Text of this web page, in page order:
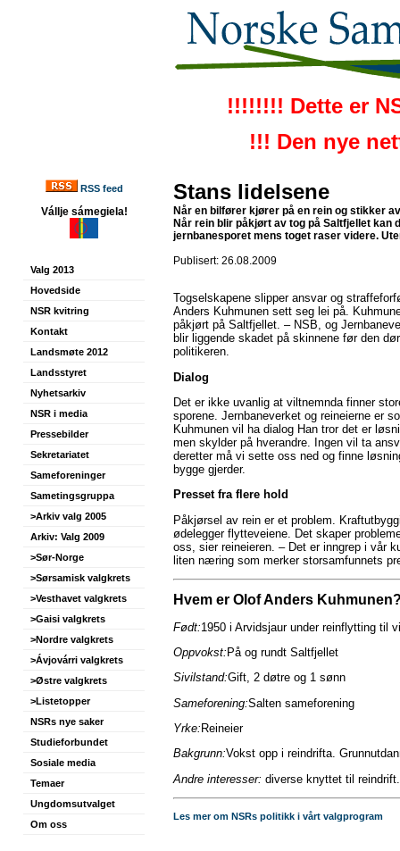
!!!!!!!! Dette er
!!! Den nye
RSS feed
Vállje sámegiela!
Valg 2013
Hovedside
NSR kvitring
Kontakt
Landsmøte 2012
Landsstyret
Nyhetsarkiv
NSR i media
Pressebilder
Sekretariatet
Sameforeninger
Sametingsgruppa
>Arkiv valg 2005
Arkiv: Valg 2009
>Sør-Norge
>Sørsamisk valgkrets
>Vesthavet valgkrets
>Gaisi valgkrets
>Nordre valgkrets
>Ávjovárri valgkrets
>Østre valgkrets
>Listetopper
NSRs nye saker
Studieforbundet
Sosiale media
Temaer
Ungdomsutvalget
Om oss
Stans lidelsene
Når en bilfører kjører på en rein og stikker
Når rein blir påkjørt av tog på Saltfjellet kan
jernbanesporet mens toget raser videre.
Publisert: 26.08.2009
Togselskapene slipper ansvar og
Anders Kuhmunen sett seg lei på.
påkjørt på Saltfjellet. – NSB, og
blir liggende skadet på skinnene før den
politikeren.
Dialog
Det er ikke uvanlig at viltnemnda finner
sporene. Jernbaneverket og reineierne er
Kuhmunen vil ha dialog Han tror det er
men skylder på hverandre. Ingen vil ta
deretter må vi sette oss ned og finne
bygge gjerder.
Presset fra flere hold
Påkjørsel av rein er et problem.
ødelegger flytteveiene. Det skaper
oss, sier reineieren. – Det er inngrep i vår
liten næring som merker storsamfunnets
Hvem er Olof Anders
Født:1950 i Arvidsjaur under reinflytting til
Oppvokst: På og rundt Saltfjellet
Sivilstand:Gift, 2 døtre og 1 sønn
Sameforening:Salten sameforening
Yrke: Reineier
Bakgrunn:Vokst opp i reindrifta.
Andre interesser: diverse knyttet til
Les mer om NSRs politikk i vårt valgprogram